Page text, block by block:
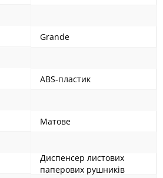
Grande
ABS-пластик
Матове
Диспенсер листових
паперових рушників